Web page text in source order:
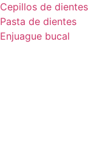
Cepillos de dientes
Pasta de dientes
Enjuague bucal